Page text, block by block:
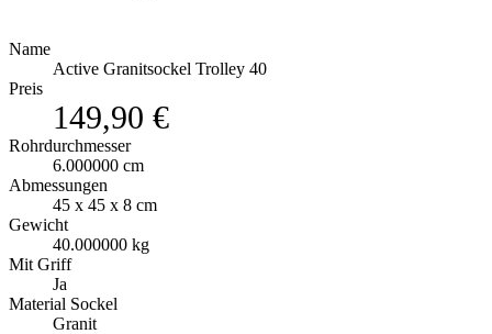
Name
Active Granitsockel Trolley 40
Preis
149,90 €
Rohrdurchmesser
6.000000 cm
Abmessungen
45 x 45 x 8 cm
Gewicht
40.000000 kg
Mit Griff
Ja
Material Sockel
Granit